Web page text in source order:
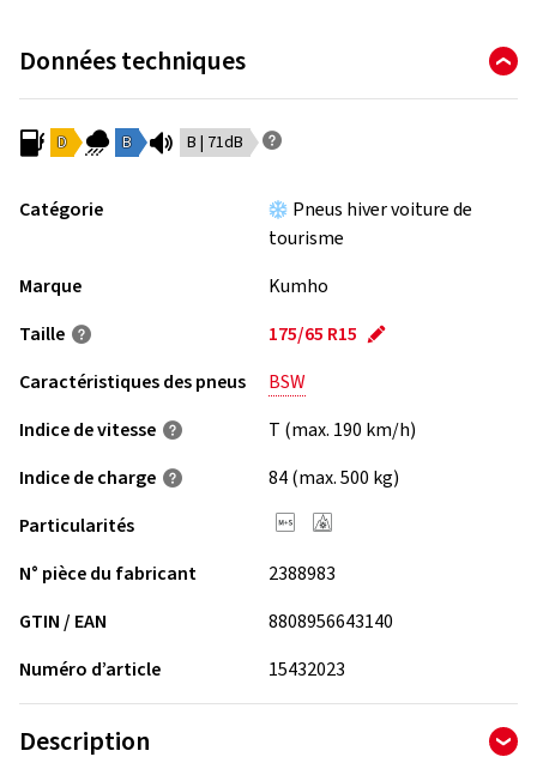
Données techniques
D B B | 71dB
Catégorie
Pneus hiver voiture de
tourisme
Marque
Kumho
Taille
175/65 R15
Caractéristiques des pneus
BSW
Indice de vitesse
T (max. 190 km/h)
Indice de charge
84 (max. 500 kg)
Particularités
N° pièce du fabricant
2388983
GTIN / EAN
8808956643140
Numéro d’article
15432023
Description